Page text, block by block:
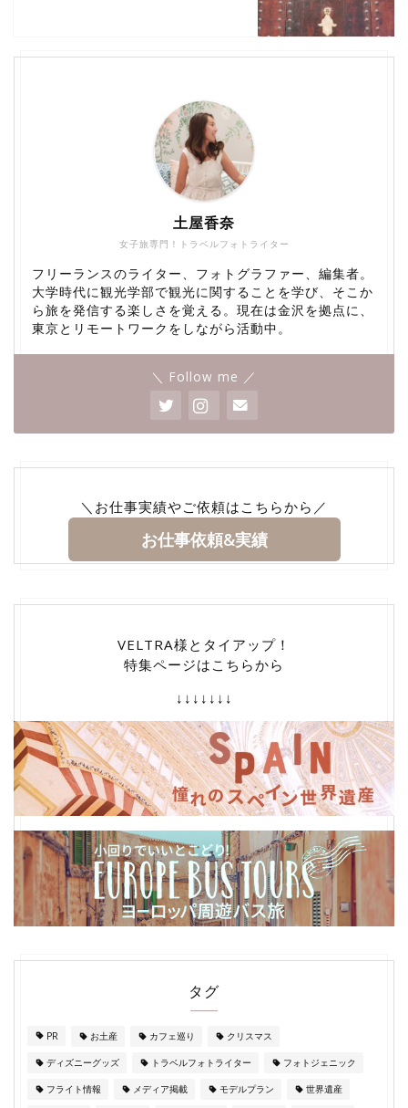
女子旅専門！トラベルフォトライター
土屋香奈
フリーランスのライター、フォトグラファー、編集者。
大学時代に観光学部で観光に関することを学び、そこか
ら旅を発信する楽しさを覚える。現在は金沢を拠点に、
東京とリモートワークをしながら活動中。
＼ Follow me ／
＼お仕事実績やご依頼はこちらから／
お仕事依頼&実績
VELTRA様とタイアップ！
特集ページはこちらから
↓↓↓↓↓↓↓
タグ
PR お土産 カフェ巡り クリスマス
ディズニーグッズ トラベルフォトライター フォトジェニック
フライト情報 メディア掲載 モデルプラン 世界遺産